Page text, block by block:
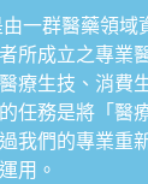
一群醫藥領域
所成立之專業
療生技、消費
任務是將「醫
我們的專業重
用。